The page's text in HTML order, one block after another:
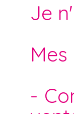
Je
-